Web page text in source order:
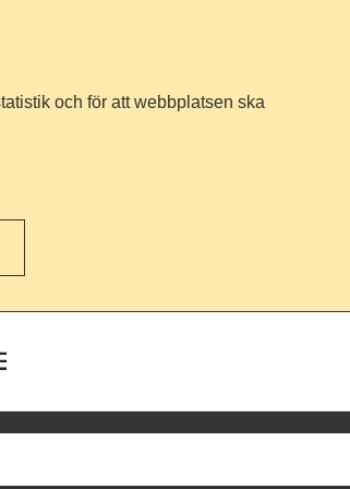
och för att webbplatsen ska